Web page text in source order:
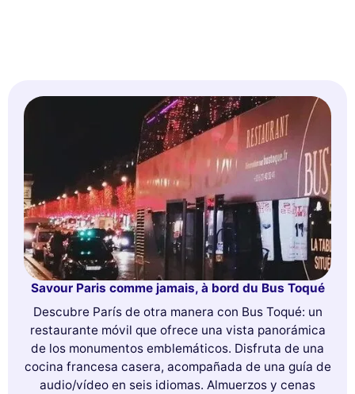
Savour Paris comme jamais, à bord du Bus Toqué
Descubre París de otra manera con Bus Toqué: un
restaurante móvil que ofrece una vista panorámica
de los monumentos emblemáticos. Disfruta de una
cocina francesa casera, acompañada de una guía de
audio/vídeo en seis idiomas. Almuerzos y cenas